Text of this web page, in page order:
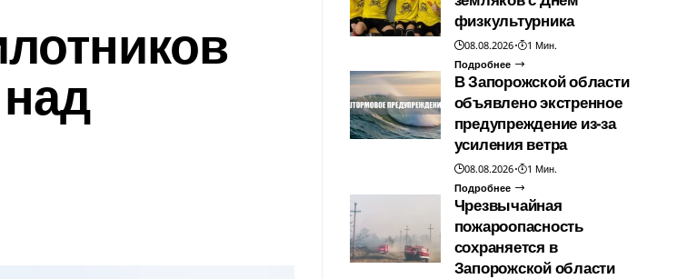
физкультурника
08.08.2026
1 Мин.
Подробнее
В Запорожской области
объявлено экстренное
предупреждение из-за
усиления ветра
08.08.2026
1 Мин.
Подробнее
Чрезвычайная
пожароопасность
сохраняется в
Запорожской области